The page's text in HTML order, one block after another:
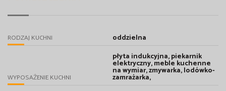
RODZAJ KUCHNI oddzielna
WYPOSAŻENIE KUCHNI
płyta indukcyjna, piekarnik
elektryczny, meble kuchenne
na wymiar, zmywarka, lodówko-
zamrażarka,